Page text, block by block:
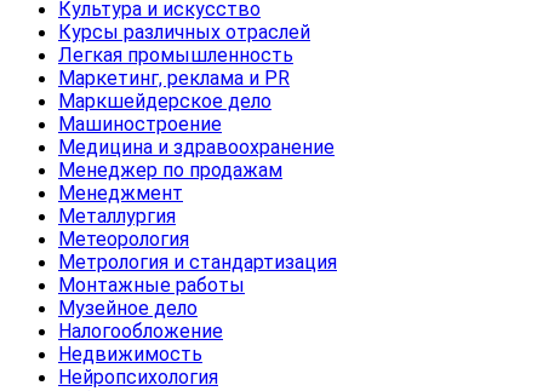
Культура и искусство
Курсы различных отраслей
Легкая промышленность
Маркетинг, реклама и PR
Маркшейдерское дело
Машиностроение
Медицина и здравоохранение
Менеджер по продажам
Менеджмент
Металлургия
Метеорология
Метрология и стандартизация
Монтажные работы
Музейное дело
Налогообложение
Недвижимость
Нейропсихология